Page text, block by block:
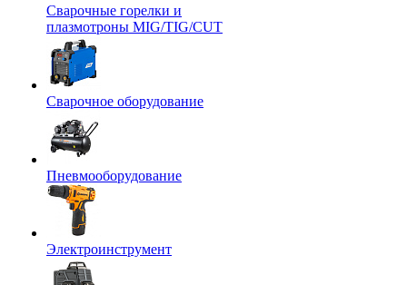
Сварочные горелки и
плазмотроны MIG/TIG/CUT
Сварочное оборудование
Пневмооборудование
Электроинструмент